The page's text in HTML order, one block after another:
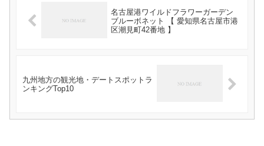
名古屋港ワイルドフラワーガーデン
ブルーボネット 【 愛知県名古屋市港
区潮見町42番地 】
九州地方の観光地・デートスポットラ
ンキングTop10